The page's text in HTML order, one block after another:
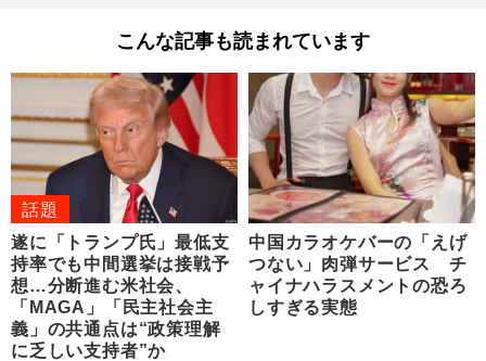
こんな記事も読まれています
話題
遂に「トランプ氏」最低支
持率でも中間選挙は接戦予
想…分断進む米社会、
「MAGA」「民主社会主
義」の共通点は“政策理解
に乏しい支持者”か
中国カラオケバーの「えげ
つない」肉弾サービス チ
ャイナハラスメントの恐ろ
しすぎる実態